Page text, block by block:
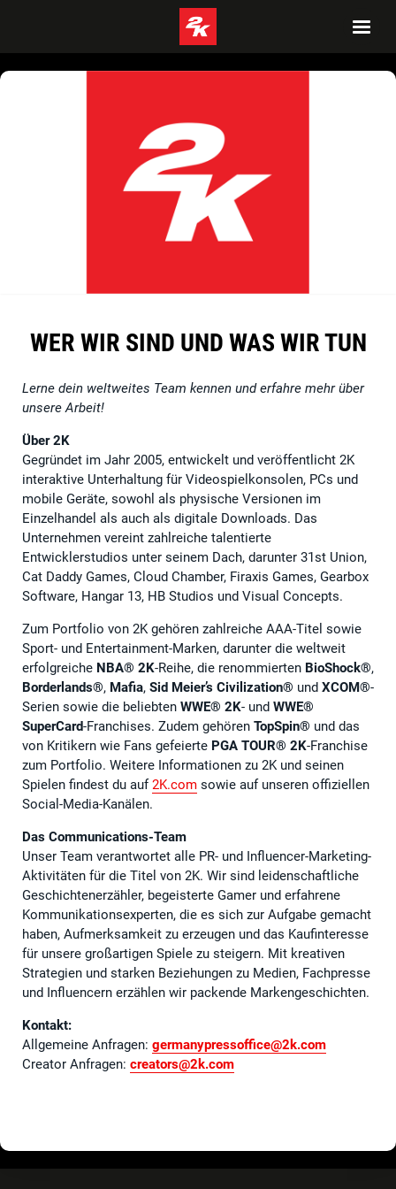
WER WIR SIND UND WAS WIR TUN
Lerne dein weltweites Team kennen und erfahre mehr über
unsere Arbeit!
Über 2K
Gegründet im Jahr 2005, entwickelt und veröffentlicht 2K
interaktive Unterhaltung für Videospielkonsolen, PCs und
mobile Geräte, sowohl als physische Versionen im
Einzelhandel als auch als digitale Downloads. Das
Unternehmen vereint zahlreiche talentierte
Entwicklerstudios unter seinem Dach, darunter 31st Union,
Cat Daddy Games, Cloud Chamber, Firaxis Games, Gearbox
Software, Hangar 13, HB Studios und Visual Concepts.
Zum Portfolio von 2K gehören zahlreiche AAA-Titel sowie
Sport- und Entertainment-Marken, darunter die weltweit
erfolgreiche NBA®️ 2K-Reihe, die renommierten BioShock®️,
Borderlands®️, Mafia, Sid Meier’s Civilization®️ und XCOM®️-
Serien sowie die beliebten WWE®️ 2K- und WWE®️
SuperCard-Franchises. Zudem gehören TopSpin®️ und das
von Kritikern wie Fans gefeierte PGA TOUR®️ 2K-Franchise
zum Portfolio. Weitere Informationen zu 2K und seinen
Spielen findest du auf2K.com sowie auf unseren offiziellen
Social-Media-Kanälen.
Das Communications-Team
Unser Team verantwortet alle PR- und Influencer-Marketing-
Aktivitäten für die Titel von 2K. Wir sind leidenschaftliche
Geschichtenerzähler, begeisterte Gamer und erfahrene
Kommunikationsexperten, die es sich zur Aufgabe gemacht
haben, Aufmerksamkeit zu erzeugen und das Kaufinteresse
für unsere großartigen Spiele zu steigern. Mit kreativen
Strategien und starken Beziehungen zu Medien, Fachpresse
und Influencern erzählen wir packende Markengeschichten.
Kontakt:
Allgemeine Anfragen: germanypressoffice@2k.com
Creator Anfragen: creators@2k.com